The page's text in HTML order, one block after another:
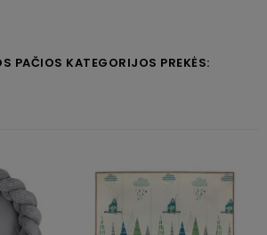
PAČIOS KATEGORIJOS PREKĖS: